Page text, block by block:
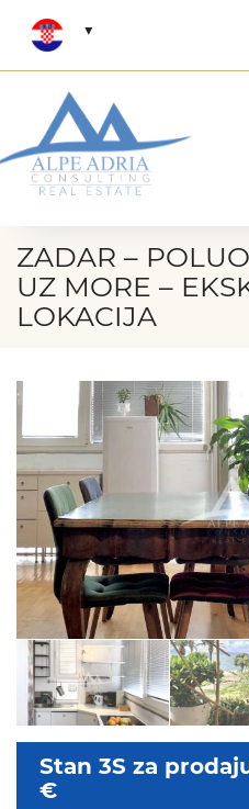
ZADAR –
UZ MORE –
LOKACIJA
Stan 3S za
€